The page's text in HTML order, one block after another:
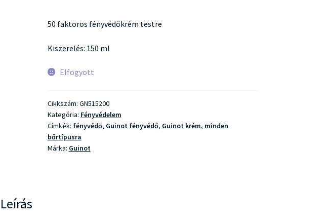
50 faktoros fényvédőkrém testre
Kiszerelés: 150 ml
Elfogyott
Cikkszám: GN515200
Kategória: Fényvédelem
Címkék: fényvédő, Guinot fényvédő, Guinot krém, minden
bőrtípusra
Márka: Guinot
Leírás